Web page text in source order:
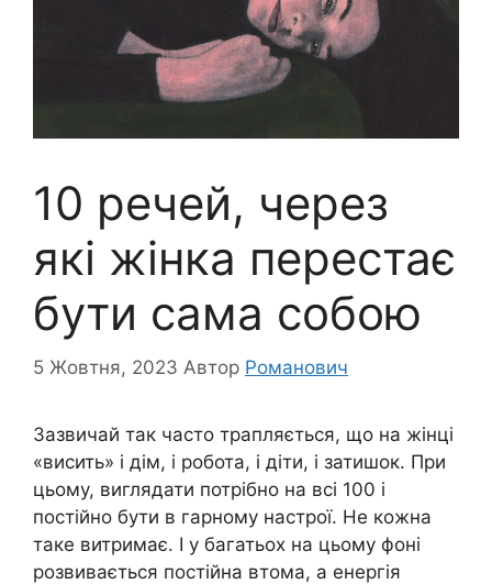
10 речей, через
які жінка перестає
бути сама собою
5 Жовтня, 2023 Автор Романович
Зазвичай так часто трапляється, що на жінці
«висить» і дім, і робота, і діти, і затишок. При
цьому, виглядати потрібно на всі 100 і
постійно бути в гарному настрої. Не кожна
таке витримає. І у багатьох на цьому фоні
розвивається постійна втома, а енергія